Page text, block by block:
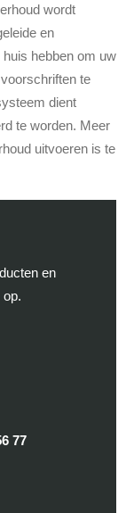
wordt
en
hebben om uw
te
dient
te worden. Meer
uitvoeren is te
en
77